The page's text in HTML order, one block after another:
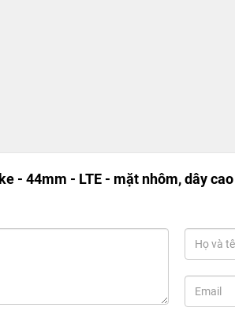
- 44mm - LTE - mặt nhôm, dây